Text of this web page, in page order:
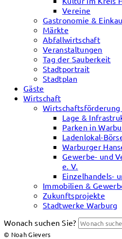
Vereine
Gastronomie &
Märkte
Abfallwirtschaft
Veranstaltungen
Tag der Sauberkeit
Stadtportrait
Stadtplan
Gäste
Wirtschaft
Lage &
Parken in
Ladenlokal-
Warburger
Gewerbe- und
e. V.
Einzelhandels-
Immobilien &
Zukunftsprojekte
Stadtwerke Warburg
Wonach suchen Sie?
© Noah Gievers